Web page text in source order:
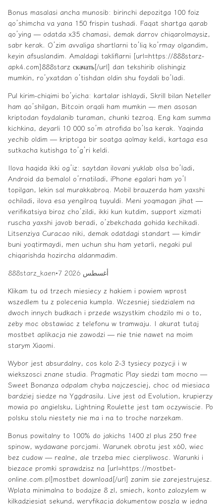
Bonus masalasi ancha munosib: birinchi depozitga 100 foiz
qo’shimcha va yana 150 frispin tushadi. Faqat shartga qarab
qo’ying — odatda x35 chamasi, demak darrov chiqarolmaysiz,
sabr kerak. O’zim avvaliga shartlarni to’liq ko’rmay olgandim,
keyin afsuslandim. Amaldagi takliflarni [url=https://888starz-
apk4.com]888starz скачать[/url] dan tekshirib olishingiz
mumkin, ro’yxatdan o’tishdan oldin shu foydali bo’ladi.
Pul kirim-chiqimi bo’yicha: kartalar ishlaydi, Skrill bilan Neteller
ham qo’shilgan, Bitcoin orqali ham mumkin — men asosan
kriptodan foydalanib turaman, chunki tezroq. Eng kam summa
kichkina, deyarli 10 000 so’m atrofida bo’lsa kerak. Yaqinda
yechib oldim — kriptoga bir soatga qolmay keldi, kartaga esa
sutkacha kutishga to’g’ri keldi.
Ilova haqida ikki og’iz: saytdan ilovani yuklab olsa bo’ladi,
Android da bemalol o’rnatiladi, iPhone egalari ham yo’l
topilgan, lekin sal murakkabroq. Mobil brauzerda ham yaxshi
ochiladi, ilova esa yengilroq tuyuldi. Meni yoqmagan jihat —
verifikatsiya biroz cho’zildi, ikki kun kutdim, support xizmati
ruscha yaxshi javob beradi, o’zbekchada gohida kechikadi.
Litsenziya Curacao niki, demak odatdagi standart — kimdir
buni yoqtirmaydi, men uchun shu ham yetarli, negaki pul
chiqarishda hozircha aldanmadim.
888starz_kaen•
7 أغسطس 2026
Klikam tu od trzech miesiecy z hakiem i powiem wprost
wszedlem tu z polecenia kumpla. Wczesniej siedzialem na
dwoch innych budkach i przede wszystkim chodzilo mi o to,
zeby moc obstawiac z telefonu w tramwaju. I akurat tutaj
mostbet aplikacja nie zawodzi — nie tnie nawet na moim
starym Xiaomi.
Wybor jest absurdalny, cos kolo 2-3 tysiecy pozycji i w
wiekszosci znane studia. Pragmatic Play siedzi tam mocno —
Sweet Bonanza odpalam chyba najczesciej, choc od miesiaca
bardziej siedze na Yggdrasilu. Live jest od Evolution, krupierzy
mowia po angielsku, Lightning Roulette jest tam oczywiscie. Po
polsku stolu niestety nie ma i na to troche narzekam.
Bonus powitalny to 100% do jakichs 1400 zl plus 250 free
spinow, wydawane porcjami. Warunek obrotu jest x60, wiec
bez cudow — realne, ale trzeba miec cierpliwosc. Warunki i
biezace promki sprawdzisz na [url=https://mostbet-
online.com.pl]mostbet download[/url] zanim sie zarejestrujesz.
Wplata minimalna to bodajze 8 zl, smiech, konto zalozylem w
kilkadziesiat sekund, weryfikacja dokumentow poszla w jedna